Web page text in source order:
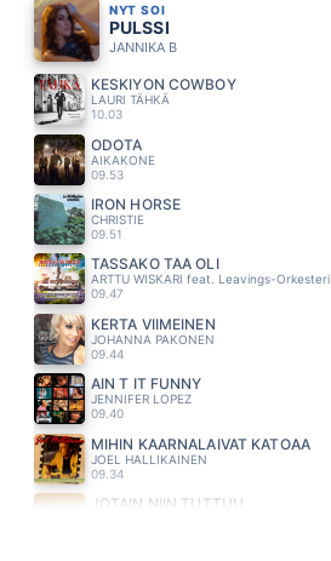
NYT SOI
PULSSI
JANNIKA B
KESKIYÖN COWBOY
LAURI TÄHKÄ
10.03
ODOTA
AIKAKONE
09.53
IRON HORSE
CHRISTIE
09.51
TÄSSÄKÖ TÄÄ OLI
ARTTU WISKARI feat. Leavings-Orkesteri
09.47
KERTA VIIMEINEN
JOHANNA PAKONEN
09.44
AIN T IT FUNNY
JENNIFER LOPEZ
09.40
MIHIN KAARNALAIVAT KATOAA
JOEL HALLIKAINEN
09.34
JOTAIN NIIN TUTTUU